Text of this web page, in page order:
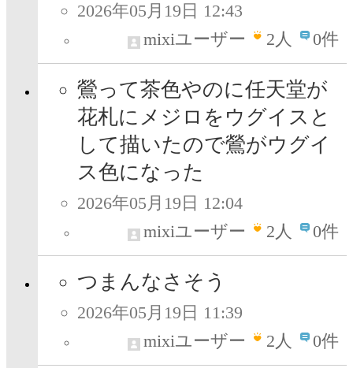
2026年05月19日 12:43
mixiユーザー
2人 0件
鶯って茶色やのに任天堂が
花札にメジロをウグイスと
して描いたので鶯がウグイ
ス色になった
2026年05月19日 12:04
mixiユーザー
2人 0件
つまんなさそう
2026年05月19日 11:39
mixiユーザー
2人 0件